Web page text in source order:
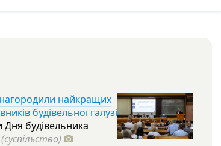
нагородили найкращих
будівельної галузі
Дня будівельника
(суспільство)